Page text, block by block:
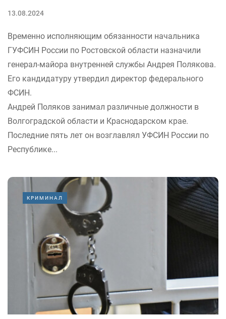
13.08.2024
Временно исполняющим обязанности начальника
ГУФСИН России по Ростовской области назначили
генерал-майора внутренней службы Андрея Полякова.
Его кандидатуру утвердил директор федерального
ФСИН.
Андрей Поляков занимал различные должности в
Волгоградской области и Краснодарском крае.
Последние пять лет он возглавлял УФСИН России по
Республике...
КРИМИНАЛ